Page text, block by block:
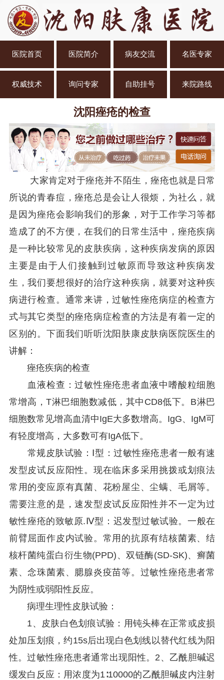
医院首页 医院简介 病友交流 名医专家
权威技术 询问专家 自助挂号 来院路线
沈阳痤疮的检查
大家肯定对于痤疮并不陌生，痤疮也就是日常
所说的青春痘，痤疮总是会让人很烦，为社么，就
是因为痤疮会影响我们的形象，对于工作学习等都
造成了的不方便，在我们的日常生活中，痤疮疾病
是一种比较常见的皮肤疾病，这种疾病发病的原因
主要是由于人们接触到过敏原而导致这种疾病发
生，我们要想很好的治疗这种疾病，就要对这种疾
病进行检查。通常来讲，过敏性痤疮病症的检查方
式与其它类型的痤疮病症检查的方法是有着一定的
区别的。下面我们听听沈阳肤康皮肤病医院医生的
讲解：
痤疮疾病的检查
血液检查：过敏性痤疮患者血液中嗜酸粒细胞
常增高，T淋巴细胞数减低，其中CD8低下。B淋巴
细胞数常见增高血清中IgE大多数增高。IgG、IgM可
有轻度增高，大多数可有IgA低下。
常规皮肤试验：Ⅰ型：过敏性痤疮患者一般有速
发型皮试反应阳性。现在临床多采用挑拨或划痕法
常用的变应原有真菌、花粉屋尘、尘螨、毛屑等。
需要注意的是，速发型皮试反应阳性并不一定为过
敏性痤疮的致敏原.Ⅳ型：迟发型过敏试验。一般在
前臂屈面作皮内试验。常用的抗原有结核菌素、结
核杆菌纯蛋白衍生物(PPD)、双链酶(SD-SK)、癣菌
素、念珠菌素、腮腺炎疫苗等。过敏性痤疮患者常
为阴性或弱阳性反应。
病理生理性皮肤试验：
1、皮肤白色划痕试验：用钝头棒在正常或皮损
处加压划痕，约15s后出现白色划线以替代红线为阳
性。过敏性痤疮患者通常出现阳性。2、乙酰胆碱迟
缓发白反应：用浓度为1∶10000的乙酰胆碱皮内注射